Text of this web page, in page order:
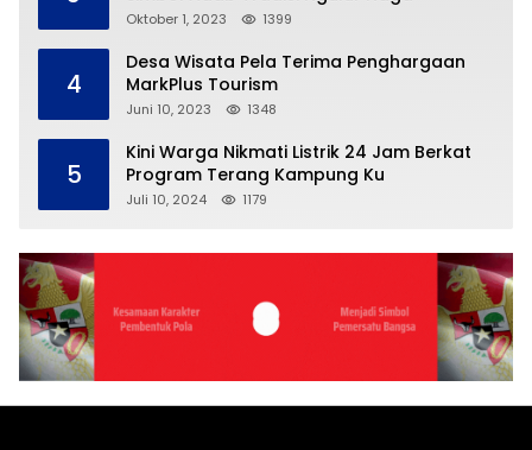
Oktober 1, 2023 1399
4
Desa Wisata Pela Terima Penghargaan
MarkPlus Tourism
Juni 10, 2023 1348
5
Kini Warga Nikmati Listrik 24 Jam Berkat
Program Terang Kampung Ku
Juli 10, 2024 1179